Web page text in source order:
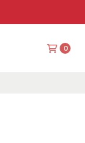
0